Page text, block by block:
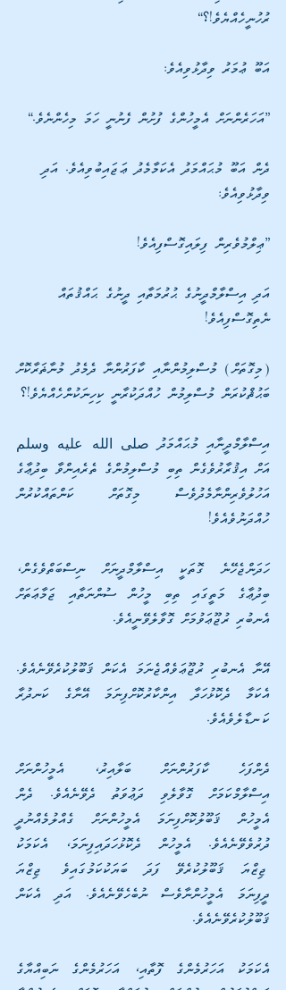
ރުހުނީހެއްޔެވެ!؟“
އަބޫ ޢުމަރު ވިދާޅުވިއެވެ:
”އަހަރެންނަށް އެމީހުންގެ ފުށުން ފެނުނީ ހަމަ މިހެންނެވެ.“
ދެން އަބޫ މުޙައްމަދު އެކަމާމެދު ޢަޖައިބުވިއެވެ. އަދި
ވިދާޅުވިއެވެ:
”ޢިލްމުވެރިން ފިލައިގޮސްފިއެވެ!
އަދި އިސްލާމްދީނުގެ ޙުރުމަތާއި ދީނުގެ ޙައްޤުތައް
ނެތިގޮސްފިއެވެ!
(މިގޮތަށް) މުސްލިމުންނާއި ކާފަރުންނާ ދެމެދު މުނާޡަރާކޮށް
ބަޙުޘްކުރަން މުސްލިމުން ހުއްދަކުރާނީ ކިހިނަކުންހެއްޔެވެ!؟
އަހުލުވެރިންނާމެދުވެސް މިގޮތަށް ކަންތައްކުރުން
ހުއްދަނުވެއެވެ!
ބިދުޢާގެ މަތީގައި ތިބި މީހުން ސުންނަތާއި ޖަމާޢަތަށް
އެނބުރި ރުޖޫޢަވުމަށް ގޮވާލެވޭނީއެވެ.
އެކަމާ ދެކޮޅުހަދާ އިންކާރުކޮށްފިނަމަ އޭނާގެ ކަނދުރާ
ކަނޑާލެވެއެވެ.
ދެންފަހެ ކާފަރުންނަށް ބަލާއިރު، އެމީހުންނަށް
އިސްލާމްކަމަށް ގޮވާލެވި ދަޢުވަތު ދެވޭނެއެވެ. ދެން
އެމީހުން ޤަބޫލުކޮށްފިނަމަ އެމީހުންނަށް ގެއްލުމެއްނުދީ
ޖިޒްޔަ ޤަބޫލުކުރެވޭ ފަދަ ބަޔަކުކަމުގައިވެ ޖިޒްޔަ
ދީފިނަމަ އެމީހުންނާވެސް ނުބެހެވޭނެއެވެ. އަދި އެކަން
ޤަބޫލުކުރެވޭނެއެވެ.